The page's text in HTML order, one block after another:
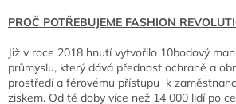
PROČ POTŘEBUJEME FASHION
Již v roce 2018 hnutí vytvořilo 10bodový
průmyslu, který dává přednost ochraně a
prostředí a férovému přístupu k
ziskem. Od té doby více než 14 000 lidí po